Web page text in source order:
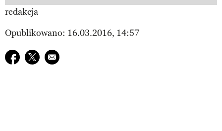
redakcja
Opublikowano: 16.03.2016, 14:57
Udostępnij na facebook
Udostępnij na twitter
E-mail do przyjaciela